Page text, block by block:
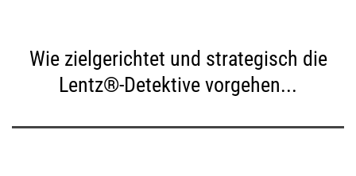
Wie zielgerichtet und strategisch die
Lentz®-Detektive vorgehen...